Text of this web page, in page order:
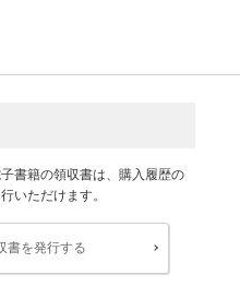
書籍の領収書は、購入履歴の
いただけます。
書を発行する